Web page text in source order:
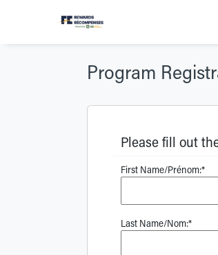
Program
Please fill out
First Name/Prénom:*
Last Name/Nom:*